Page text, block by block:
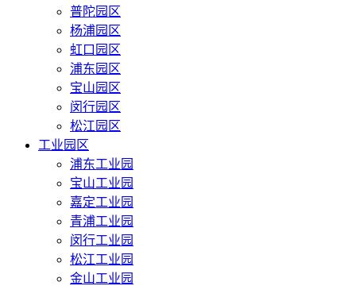
普陀园区
杨浦园区
虹口园区
浦东园区
宝山园区
闵行园区
松江园区
工业园区
浦东工业园
宝山工业园
嘉定工业园
青浦工业园
闵行工业园
松江工业园
金山工业园